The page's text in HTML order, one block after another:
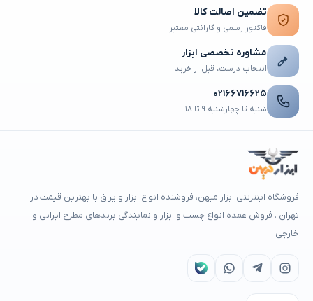
تضمین اصالت کالا
فاکتور رسمی و گارانتی معتبر
مشاوره تخصصی ابزار
انتخاب درست، قبل از خرید
۰۲۱۶۶۷۱۶۶۲۵
شنبه تا چهارشنبه ۹ تا ۱۸
فروشگاه اینترنتی ابزار میهن، فروشنده انواع ابزار و یراق با بهترین قیمت در
تهران ، فروش عمده انواع چسب و ابزار و نمایندگی برندهای مطرح ایرانی و
خارجی